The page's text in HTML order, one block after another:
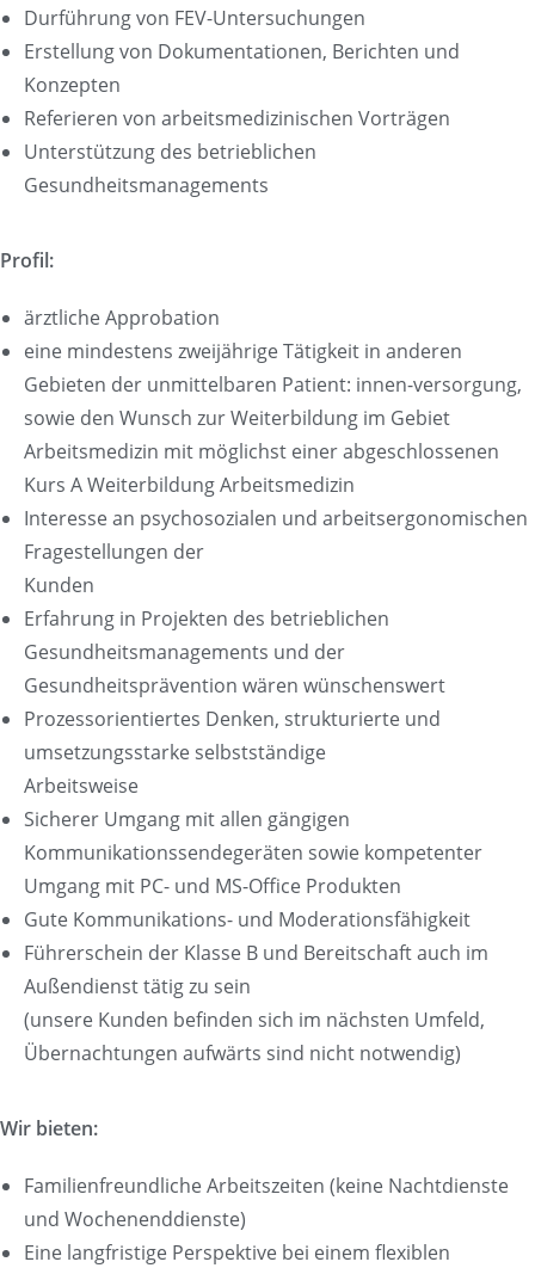
Durführung von FEV-Untersuchungen
Erstellung von Dokumentationen, Berichten und
Konzepten
Referieren von arbeitsmedizinischen Vorträgen
Unterstützung des betrieblichen
Gesundheitsmanagements
Profil:
ärztliche Approbation
eine mindestens zweijährige Tätigkeit in anderen
Gebieten der unmittelbaren Patient: innen-versorgung,
sowie den Wunsch zur Weiterbildung im Gebiet
Arbeitsmedizin mit möglichst einer abgeschlossenen
Kurs A Weiterbildung Arbeitsmedizin
Interesse an psychosozialen und arbeitsergonomischen
Fragestellungen der
Kunden
Erfahrung in Projekten des betrieblichen
Gesundheitsmanagements und der
Gesundheitsprävention wären wünschenswert
Prozessorientiertes Denken, strukturierte und
umsetzungsstarke selbstständige
Arbeitsweise
Sicherer Umgang mit allen gängigen
Kommunikationssendegeräten sowie kompetenter
Umgang mit PC- und MS-Office Produkten
Gute Kommunikations- und Moderationsfähigkeit
Führerschein der Klasse B und Bereitschaft auch im
Außendienst tätig zu sein
(unsere Kunden befinden sich im nächsten Umfeld,
Übernachtungen aufwärts sind nicht notwendig)
Wir bieten:
Familienfreundliche Arbeitszeiten (keine Nachtdienste
und Wochenenddienste)
Eine langfristige Perspektive bei einem flexiblen